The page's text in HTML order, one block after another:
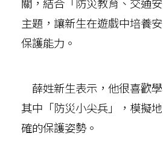
關，結合「防災教育、交通
主題，讓新生在遊戲中培養
保護能力。
薛姓新生表示，他很喜歡
其中「防災小尖兵」，模擬
確的保護姿勢。